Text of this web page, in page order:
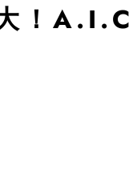
！